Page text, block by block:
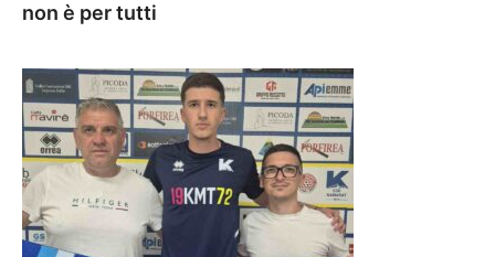
non è per tutti